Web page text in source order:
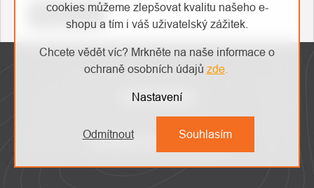
cookies můžeme zlepšovat kvalitu našeho e-
shopu a tím i váš uživatelský zážitek.
Chcete vědět víc? Mrkněte na naše informace o
ochraně osobních údajů zde.
Nastavení
Odmítnout Souhlasím
Přihlásit se
ZÁPATÍ
INSTAGRAM